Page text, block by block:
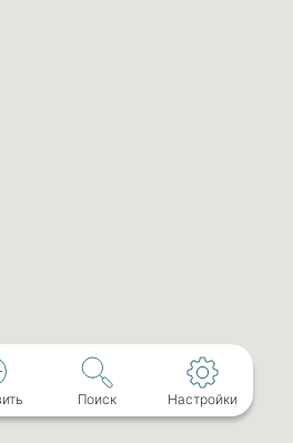
Поиск Настройки